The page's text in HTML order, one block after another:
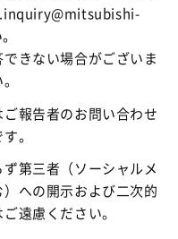
きない場合がございま
報告者のお問い合わせ
。
第三者（ソーシャルメ
への開示および二次的
遠慮ください。